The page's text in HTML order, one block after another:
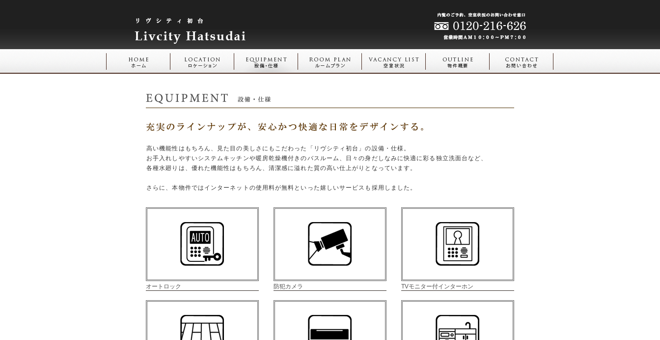
高い機能性はもちろん、見た目の美しさにもこだわった「リヴシティ初台」の設備・仕様。
お手入れしやすいシステムキッチンや暖房乾燥機付きのバスルーム、日々の身だしなみに快適に彩る独立洗面台など、
各種水廻りは、優れた機能性はもちろん、清潔感に溢れた質の高い仕上がりとなっています。
さらに、本物件ではインターネットの使用料が無料といった嬉しいサービスも採用しました。
オートロック 防犯カメラ TVモニター付インターホン